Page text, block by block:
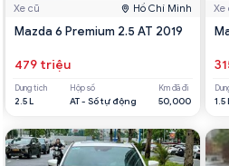
Xe cũ Hồ Chí Minh
Mazda 6 Premium 2.5 AT 2019
479 triệu
Dung tích
2.5 L
Hộp số
AT - Số tự động
Km đã đi
50,000
Xe
1.5